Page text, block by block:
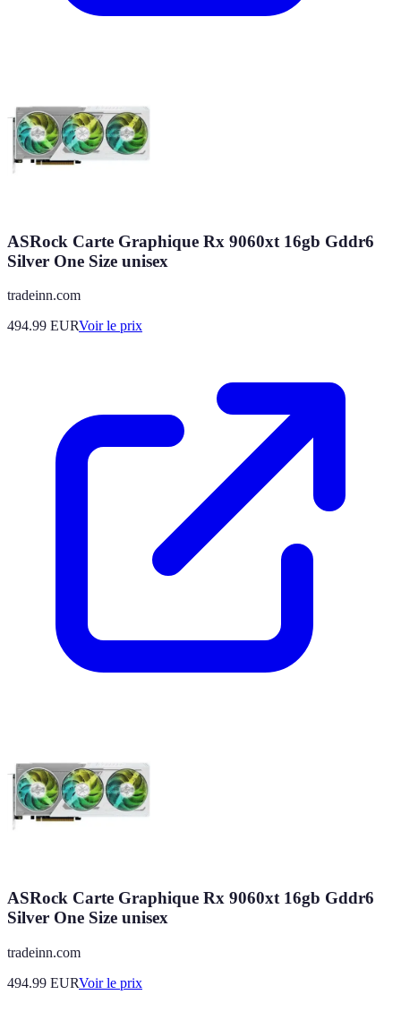
ASRock Carte Graphique Rx 9060xt 16gb Gddr6
Silver One Size unisex
tradeinn.com
494.99 EURVoir le prix
ASRock Carte Graphique Rx 9060xt 16gb Gddr6
Silver One Size unisex
tradeinn.com
494.99 EURVoir le prix